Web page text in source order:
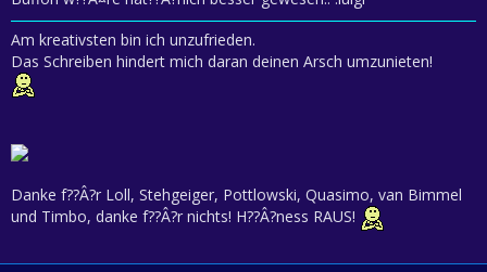
Am kreativsten bin ich unzufrieden.
Das Schreiben hindert mich daran deinen Arsch umzunieten!
Danke f??Â?r Loll, Stehgeiger, Pottlowski, Quasimo, van Bimmel
und Timbo, danke f??Â?r nichts! H??Â?ness RAUS!